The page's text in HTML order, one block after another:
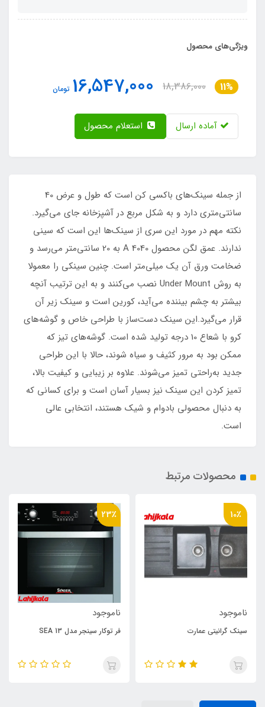
ویژگی‌های محصول
11%
18,386,000
16,547,000 تومان
آماده ارسال
از جمله سینک‌های باکسی کن است که طول و عرض 40
سانتی‌متری دارد و به شکل مربع در آشپزخانه جای می‌گیرد.
نکته مهم در مورد این سری از سینک‌ها این است که سینی
ندارند. عمق لگن محصول A 4040 به 20 سانتی‌متر می‌رسد و
ضخامت ورق آن یک میلی‌متر است. چنین سینکی را معمولا
به روش Under Mount نصب می‌کنند و به این ترتیب آنچه
بیشتر به چشم بیننده می‌آید، کورین است و سینک زیر آن
قرار می‌گیرد.این سینک دست‌ساز با طراحی خاص و گوشه‌های
کرو با شعاع 10 درجه تولید شده است. گوشه‌های تیز که
ممکن بود به مرور کثیف و سیاه شوند، حالا با این طراحی
جدید به‌راحتی تمیز می‌شوند. علاوه بر زیبایی و کیفیت بالا،
تمیز کردن این سینک نیز بسیار آسان است و برای کسانی که
به دنبال محصولی بادوام و شیک هستند، انتخابی عالی
است.
محصولات مرتبط
10٪
ناموجود
سینک گرانیتی عمارت
23٪
ناموجود
فر توکار سینجر مدل SEA 13